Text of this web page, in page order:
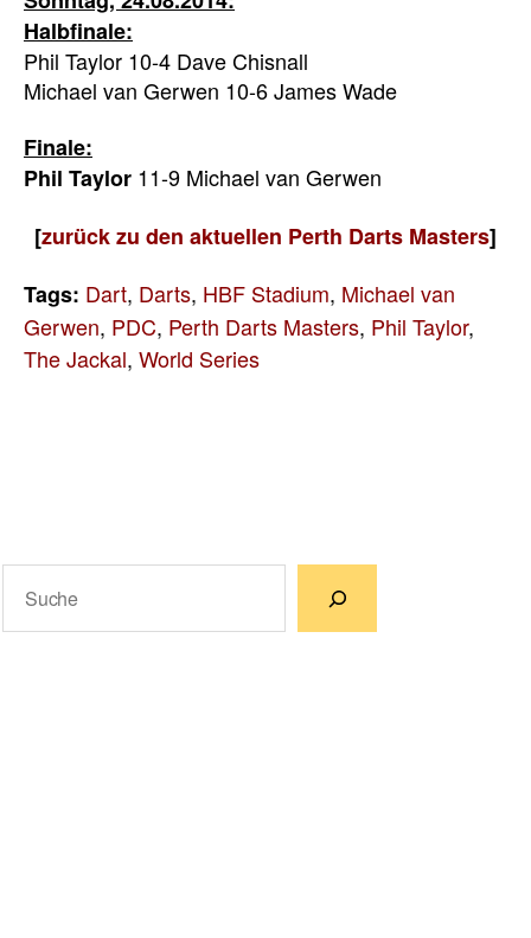
Halbfinale:
Phil Taylor 10-4 Dave Chisnall
Michael van Gerwen 10-6 James Wade
Finale:
Phil Taylor 11-9 Michael van Gerwen
[zurück zu den aktuellen Perth Darts Masters]
Tags: Dart, Darts, HBF Stadium, Michael van
Gerwen, PDC, Perth Darts Masters, Phil Taylor,
The Jackal, World Series